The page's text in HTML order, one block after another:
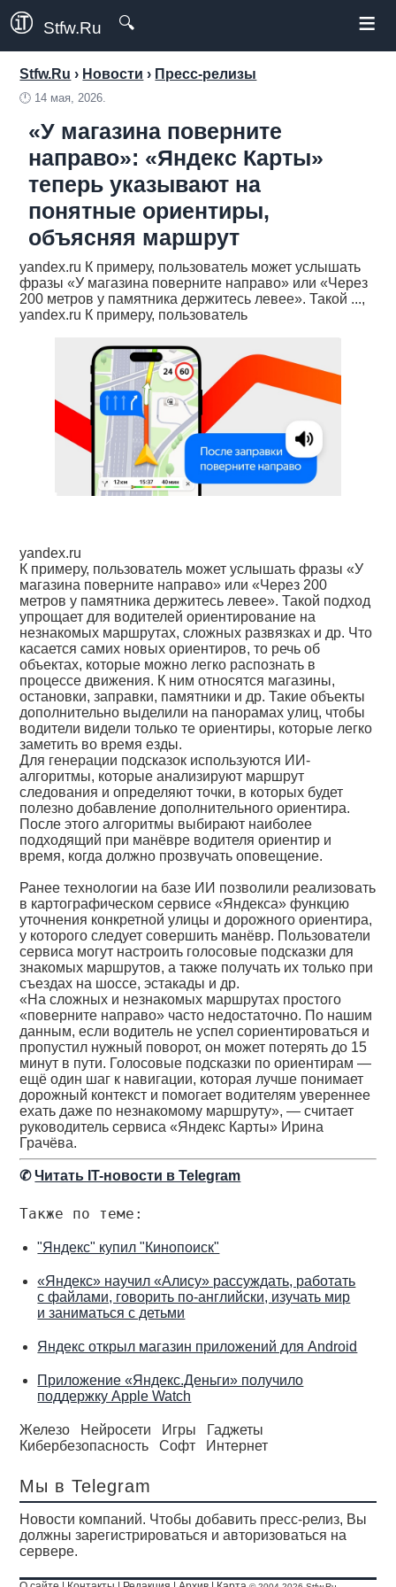
Stfw.Ru 🔍 ≡
Stfw.Ru › Новости › Пресс-релизы
🕛 14 мая, 2026.
«У магазина поверните
направо»: «Яндекс Карты»
теперь указывают на
понятные ориентиры,
объясняя маршрут
yandex.ru К примеру, пользователь может услышать
фразы «У магазина поверните направо» или «Через
200 метров у памятника держитесь левее». Такой ...,
yandex.ru К примеру, пользователь
yandex.ru
К примеру, пользователь может услышать фразы «У
магазина поверните направо» или «Через 200
метров у памятника держитесь левее». Такой подход
упрощает для водителей ориентирование на
незнакомых маршрутах, сложных развязках и др. Что
касается самих новых ориентиров, то речь об
объектах, которые можно легко распознать в
процессе движения. К ним относятся магазины,
остановки, заправки, памятники и др. Такие объекты
дополнительно выделили на панорамах улиц, чтобы
водители видели только те ориентиры, которые легко
заметить во время езды.
Для генерации подсказок используются ИИ-
алгоритмы, которые анализируют маршрут
следования и определяют точки, в которых будет
полезно добавление дополнительного ориентира.
После этого алгоритмы выбирают наиболее
подходящий при манёвре водителя ориентир и
время, когда должно прозвучать оповещение.
Ранее технологии на базе ИИ позволили реализовать
в картографическом сервисе «Яндекса» функцию
уточнения конкретной улицы и дорожного ориентира,
у которого следует совершить манёвр. Пользователи
сервиса могут настроить голосовые подсказки для
знакомых маршрутов, а также получать их только при
съездах на шоссе, эстакады и др.
«На сложных и незнакомых маршрутах простого
«поверните направо» часто недостаточно. По нашим
данным, если водитель не успел сориентироваться и
пропустил нужный поворот, он может потерять до 15
минут в пути. Голосовые подсказки по ориентирам —
ещё один шаг к навигации, которая лучше понимает
дорожный контекст и помогает водителям увереннее
ехать даже по незнакомому маршруту», — считает
руководитель сервиса «Яндекс Карты» Ирина
Грачёва.
✆Читать IT-новости в Telegram
Также по теме:
"Яндекс" купил "Кинопоиск"
«Яндекс» научил «Алису» рассуждать, работать
с файлами, говорить по-английски, изучать мир
и заниматься с детьми
Яндекс открыл магазин приложений для Android
Приложение «Яндекс.Деньги» получило
поддержку Apple Watch
Железо Нейросети Игры
Гаджеты
Кибербезопасность
Софт Интернет
Мы в Telegram
Новости компаний. Чтобы добавить пресс-релиз, Вы
должны зарегистрироваться и авторизоваться на
сервере.